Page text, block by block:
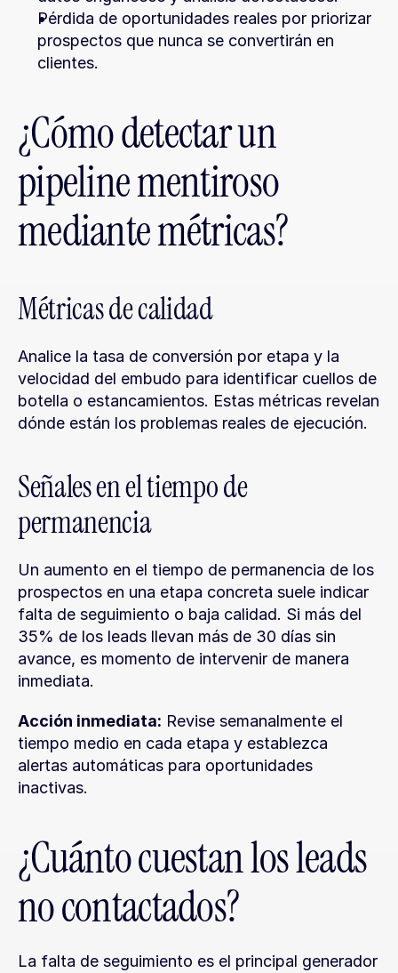
Pérdida de oportunidades reales por priorizar
prospectos que nunca se convertirán en
clientes.
¿Cómo detectar un
pipeline mentiroso
mediante métricas?
Métricas de calidad
Analice la tasa de conversión por etapa y la
velocidad del embudo para identificar cuellos de
botella o estancamientos. Estas métricas revelan
dónde están los problemas reales de ejecución.
Señales en el tiempo de
permanencia
Un aumento en el tiempo de permanencia de los
prospectos en una etapa concreta suele indicar
falta de seguimiento o baja calidad. Si más del
35% de los leads llevan más de 30 días sin
avance, es momento de intervenir de manera
inmediata.
Acción inmediata: Revise semanalmente el
tiempo medio en cada etapa y establezca
alertas automáticas para oportunidades
inactivas.
¿Cuánto cuestan los leads
no contactados?
La falta de seguimiento es el principal generador